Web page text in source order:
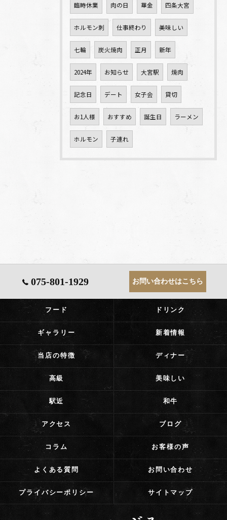
臨時休業 肉の日 華金 四条大宮
ホルモン刺 仕事終わり 美味しい
七輪 炭火焼肉 正月 新年
2024年 お知らせ 大宮駅 焼肉
記念日 デート 女子会 貸切
お1人様 おすすめ 誕生日 ラーメン
ホルモン 子連れ
075-801-1929 お問い合わせはこちら
フード ドリンク
ギャラリー 新着情報
当店の特徴 ディナー
高級 美味しい
駅近 和牛
アクセス ブログ
コラム お客様の声
よくある質問 お問い合わせ
プライバシーポリシー サイトマップ